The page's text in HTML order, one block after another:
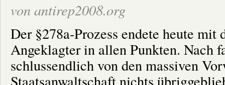
von antirep2008.org
Der §278a-Prozess endete heute
Angeklagter in allen Punkten. Nach
schlussendlich von den massiven
Staatsanwaltschaft nichts